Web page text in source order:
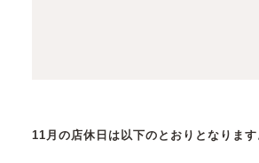
11月の店休日は以下のとおりとなります